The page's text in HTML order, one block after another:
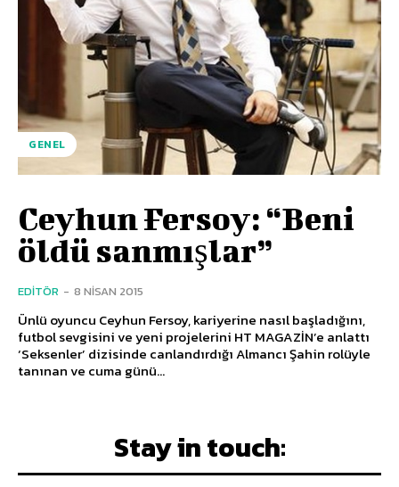
GENEL
Ceyhun Fersoy: “Beni
öldü sanmışlar”
EDITÖR - 8 NISAN 2015
Ünlü oyuncu Ceyhun Fersoy, kariyerine nasıl başladığını,
futbol sevgisini ve yeni projelerini HT MAGAZİN’e anlattı
‘Seksenler’ dizisinde canlandırdığı Almancı Şahin rolüyle
tanınan ve cuma günü...
Stay in touch: